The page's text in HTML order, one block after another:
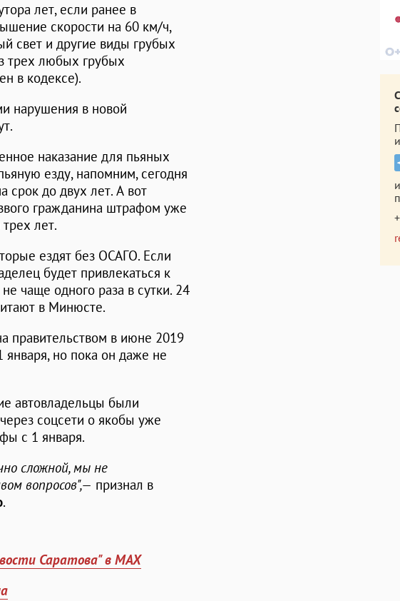
лет, если ранее в
скорости на 60 км/ч,
свет и другие виды грубых
трех любых грубых
в кодексе).
нарушения в новой
наказание для пьяных
езду, напомним, сегодня
до двух лет. А вот
гражданина штрафом уже
лет.
ездят без ОСАГО. Если
будет привлекаться к
чаще одного раза в сутки. 24
в Минюсте.
правительством в июне 2019
января, но пока он даже не
автовладельцы были
соцсети о якобы уже
с 1 января.
сложной, мы не
вопросов",— признал в
.
Саратова" в MAX